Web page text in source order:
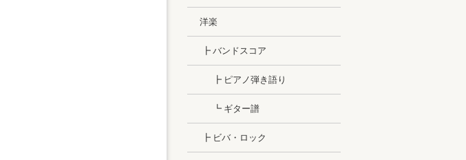
洋楽
┣ バンドスコア
┣ ピアノ弾き語り
┗ ギター譜
┣ ビバ・ロック